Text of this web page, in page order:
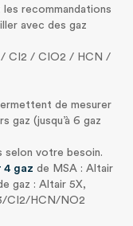
recommandations
avec des gaz
/ CI2 / CIO2 / HCN /
de mesurer
gaz (jusqu’à 6 gaz
selon votre besoin.
4 gaz de MSA : Altair
gaz : Altair 5X,
CI2/HCN/NO2